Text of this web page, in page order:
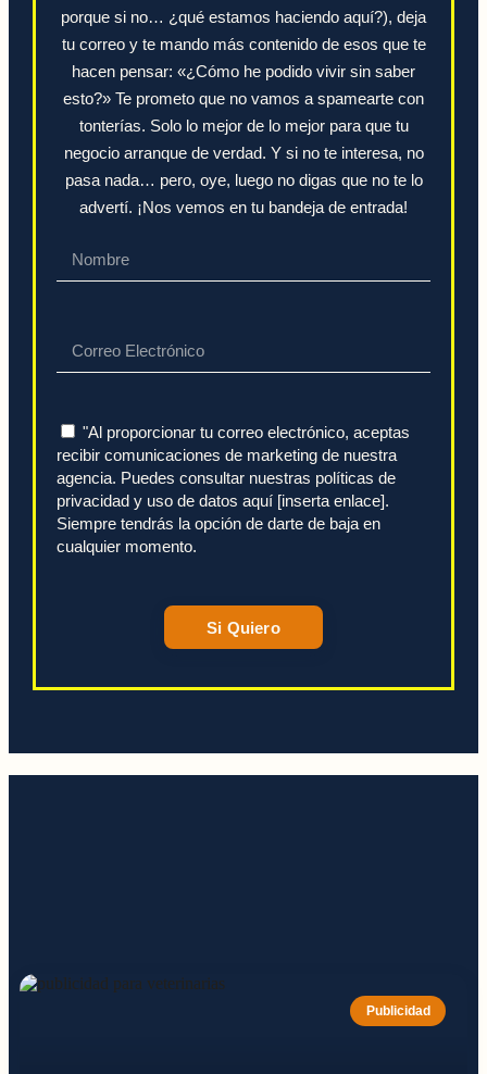
porque si no… ¿qué estamos haciendo aquí?), deja
tu correo y te mando más contenido de esos que te
hacen pensar: «¿Cómo he podido vivir sin saber
esto?» Te prometo que no vamos a spamearte con
tonterías. Solo lo mejor de lo mejor para que tu
negocio arranque de verdad. Y si no te interesa, no
pasa nada… pero, oye, luego no digas que no te lo
advertí. ¡Nos vemos en tu bandeja de entrada!
"Al proporcionar tu correo electrónico, aceptas
recibir comunicaciones de marketing de nuestra
agencia. Puedes consultar nuestras políticas de
privacidad y uso de datos aquí [inserta enlace].
Siempre tendrás la opción de darte de baja en
cualquier momento.
Si Quiero
Publicidad